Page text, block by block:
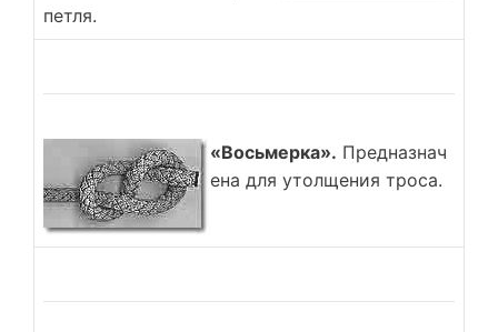
петля.
«Восьмерка». Предназнач
ена для утолщения троса.